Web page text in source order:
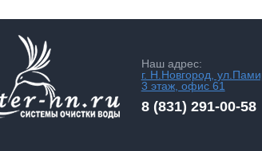
Наш адрес:
г. Н.Новгород,
3 этаж, офис 61
8 (831) 291-00-58